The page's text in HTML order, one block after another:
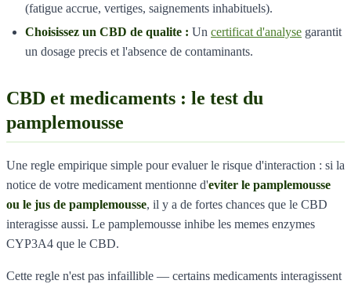
(fatigue accrue, vertiges, saignements inhabituels).
Choisissez un CBD de qualite : Un certificat d'analyse garantit
un dosage precis et l'absence de contaminants.
CBD et medicaments : le test du
pamplemousse
Une regle empirique simple pour evaluer le risque d'interaction : si la
notice de votre medicament mentionne d'eviter le pamplemousse
ou le jus de pamplemousse, il y a de fortes chances que le CBD
interagisse aussi. Le pamplemousse inhibe les memes enzymes
CYP3A4 que le CBD.
Cette regle n'est pas infaillible — certains medicaments interagissent